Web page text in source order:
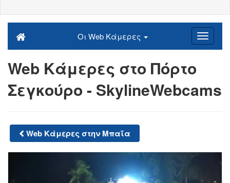
Οι Web Κάμερες
Web Κάμερες στο Πόρτο
Σεγκούρο - SkylineWebcams
Web Κάμερες στην Μπαΐα